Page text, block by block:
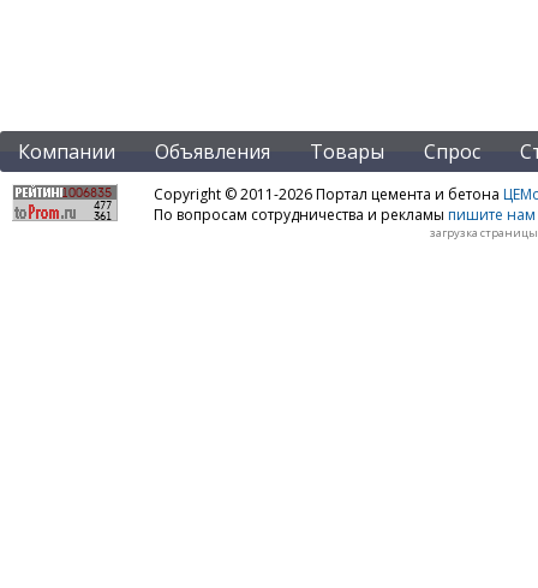
Компании Объявления Товары Спрос
Copyright © 2011-2026 Портал цемента и бетона
По вопросам сотрудничества и рекламы пишите нам
загрузка